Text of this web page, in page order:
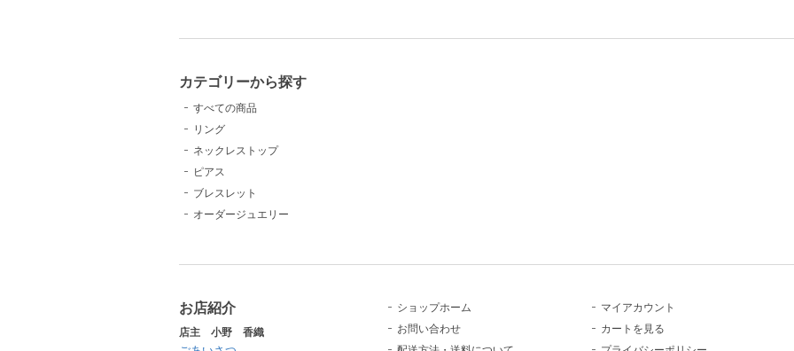
カテゴリーから探す
すべての商品
リング
ネックレストップ
ピアス
ブレスレット
オーダージュエリー
お店紹介
店主 小野 香織
ショップホーム
お問い合わせ
マイアカウント
カートを見る